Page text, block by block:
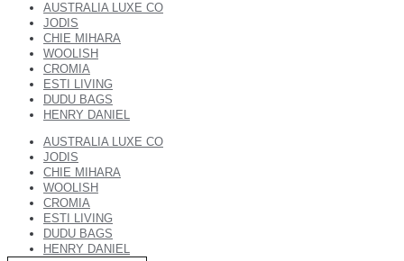
AUSTRALIA LUXE CO
JODIS
CHIE MIHARA
WOOLISH
CROMIA
ESTI LIVING
DUDU BAGS
HENRY DANIEL
AUSTRALIA LUXE CO
JODIS
CHIE MIHARA
WOOLISH
CROMIA
ESTI LIVING
DUDU BAGS
HENRY DANIEL